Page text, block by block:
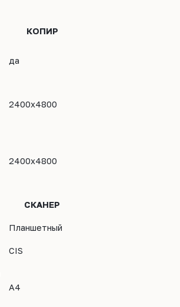
КОПИР
да
2400x4800
2400x4800
СКАНЕР
Планшетный
CIS
А4